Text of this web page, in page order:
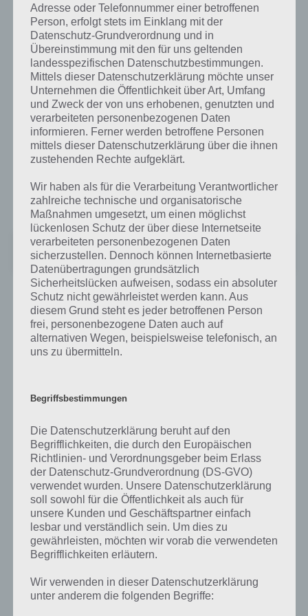
Wind-up Knight für Android und iPhone
herunterladen
Wind-up Knight für Android
Unbekannte App
Preis:Kostenlos
Auf WhatsApp teilen Teilen auf Facebook
Tweet auf Twitter
Nächster Artikel in dieser Serie
Mehr Artikel hier auf Touchportal
Adresse oder Telefonnummer einer betroffenen
Person, erfolgt stets im Einklang mit der
Datenschutz-Grundverordnung und in
Übereinstimmung mit den für uns geltenden
landesspezifischen Datenschutzbestimmungen.
Mittels dieser Datenschutzerklärung möchte unser
Unternehmen die Öffentlichkeit über Art, Umfang
und Zweck der von uns erhobenen, genutzten und
verarbeiteten personenbezogenen Daten
informieren. Ferner werden betroffene Personen
mittels dieser Datenschutzerklärung über die ihnen
zustehenden Rechte aufgeklärt.
Wir haben als für die Verarbeitung Verantwortlicher
zahlreiche technische und organisatorische
Maßnahmen umgesetzt, um einen möglichst
lückenlosen Schutz der über diese Internetseite
verarbeiteten personenbezogenen Daten
sicherzustellen. Dennoch können Internetbasierte
Datenübertragungen grundsätzlich
Sicherheitslücken aufweisen, sodass ein absoluter
Schutz nicht gewährleistet werden kann. Aus
diesem Grund steht es jeder betroffenen Person
frei, personenbezogene Daten auch auf
alternativen Wegen, beispielsweise telefonisch, an
uns zu übermitteln.
Begriffsbestimmungen
Die Datenschutzerklärung beruht auf den
Begrifflichkeiten, die durch den Europäischen
Richtlinien- und Verordnungsgeber beim Erlass
der Datenschutz-Grundverordnung (DS-GVO)
verwendet wurden. Unsere Datenschutzerklärung
soll sowohl für die Öffentlichkeit als auch für
unsere Kunden und Geschäftspartner einfach
lesbar und verständlich sein. Um dies zu
gewährleisten, möchten wir vorab die verwendeten
Begrifflichkeiten erläutern.
Wir verwenden in dieser Datenschutzerklärung
unter anderem die folgenden Begriffe: